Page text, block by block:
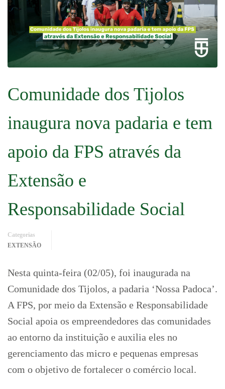
Comunidade dos Tijolos
inaugura nova padaria e tem
apoio da FPS através da
Extensão e
Responsabilidade Social
Categorias
EXTENSÃO
Nesta quinta-feira (02/05), foi inaugurada na
Comunidade dos Tijolos, a padaria ‘Nossa Padoca’.
A FPS, por meio da Extensão e Responsabilidade
Social apoia os empreendedores das comunidades
ao entorno da instituição e auxilia eles no
gerenciamento das micro e pequenas empresas
com o objetivo de fortalecer o comércio local.